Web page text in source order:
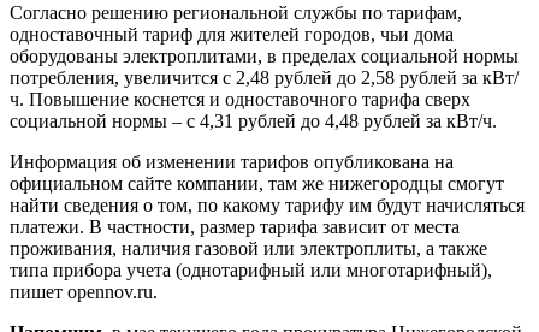
Согласно решению региональной службы по тарифам,
одноставочный тариф для жителей городов, чьи дома
оборудованы электроплитами, в пределах социальной нормы
потребления, увеличится с 2,48 рублей до 2,58 рублей за кВт/
ч. Повышение коснется и одноставочного тарифа сверх
социальной нормы – с 4,31 рублей до 4,48 рублей за кВт/ч.
Информация об изменении тарифов опубликована на
официальном сайте компании, там же нижегородцы смогут
найти сведения о том, по какому тарифу им будут начисляться
платежи. В частности, размер тарифа зависит от места
проживания, наличия газовой или электроплиты, а также
типа прибора учета (однотарифный или многотарифный),
пишет opennov.ru.